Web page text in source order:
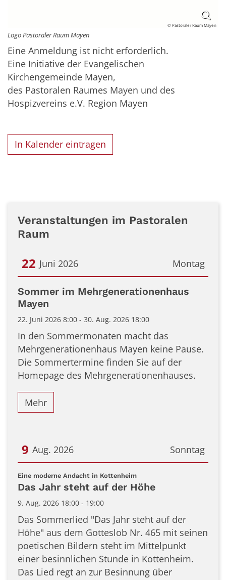
© Pastoraler Raum Mayen
Logo Pastoraler Raum Mayen
Eine Anmeldung ist nicht erforderlich.
Eine Initiative der Evangelischen
Kirchengemeinde Mayen,
des Pastoralen Raumes Mayen und des
Hospizvereins e.V. Region Mayen
In Kalender eintragen
Veranstaltungen im Pastoralen
Raum
Montag
22 Juni 2026
Datum: 22. Juni 2026
Sommer im Mehrgenerationenhaus
Mayen
22. Juni 2026 8:00 - 30. Aug. 2026 18:00
In den Sommermonaten macht das
Mehrgenerationenhaus Mayen keine Pause.
Die Sommertermine finden Sie auf der
Homepage des Mehrgenerationenhauses.
Mehr
Sonntag
9 Aug. 2026
Datum: 9. August 2026
Eine moderne Andacht in Kottenheim:
Das Jahr steht auf der Höhe
9. Aug. 2026 18:00 - 19:00
Das Sommerlied "Das Jahr steht auf der
Höhe" aus dem Gotteslob Nr. 465 mit seinen
poetischen Bildern steht im Mittelpunkt
einer besinnlichen Stunde in Kottenheim.
Das Lied regt an zur Besinnung über